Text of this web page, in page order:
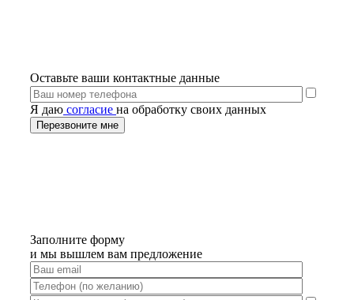
Оставьте ваши контактные данные
Я даю согласие на обработку своих данных
Заполните форму
и мы вышлем вам предложение